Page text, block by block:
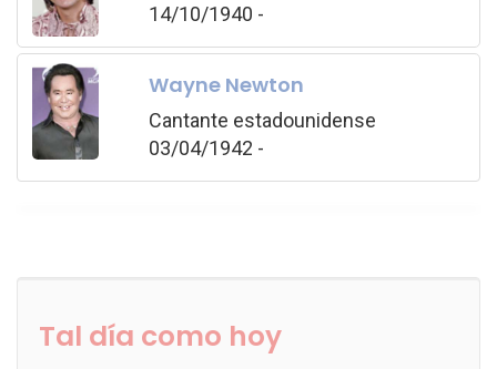
14/10/1940 -
Wayne Newton
Cantante estadounidense
03/04/1942 -
Tal día como hoy